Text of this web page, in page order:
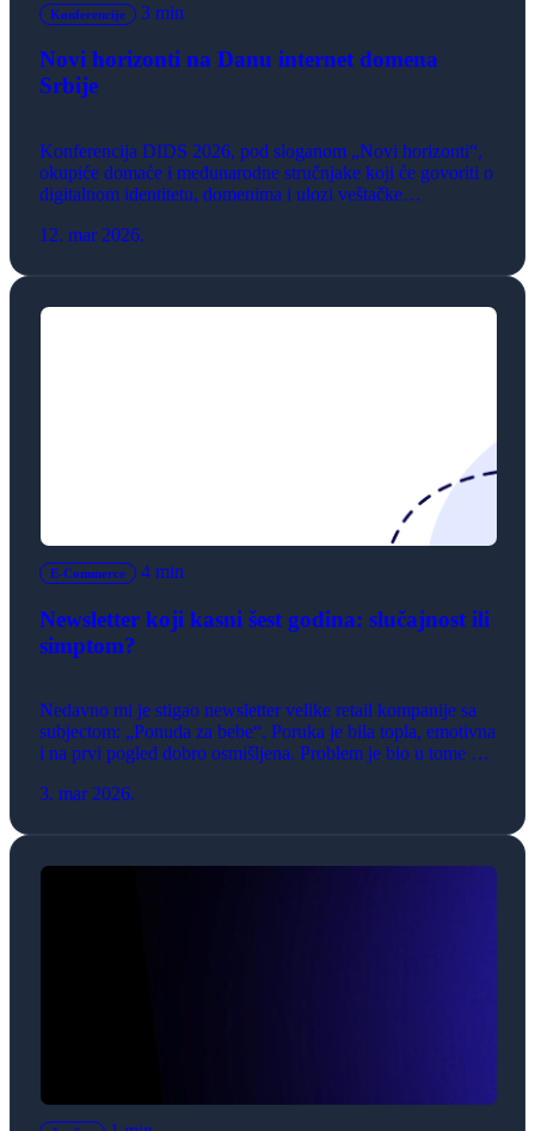
Konferencije 3 min
Novi horizonti na Danu internet domena
Srbije
Konferencija DIDS 2026, pod sloganom „Novi horizonti“,
okupiće domaće i međunarodne stručnjake koji će govoriti o
digitalnom identitetu, domenima i ulozi veštačke
12. mar 2026.
E-Commerce 4 min
Newsletter koji kasni šest godina: slučajnost ili
simptom?
Nedavno mi je stigao newsletter velike retail kompanije sa
subjectom: „Ponuda za bebe“. Poruka je bila topla, emotivna
i na prvi pogled dobro osmišljena. Problem je bio u tome što
12 i 6 godina?! Ovo nije izolovan gaf, već ilustracija jednog
3. mar 2026.